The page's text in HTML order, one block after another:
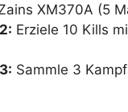
XM370A (5
Erziele 10 Kills
Sammle 3